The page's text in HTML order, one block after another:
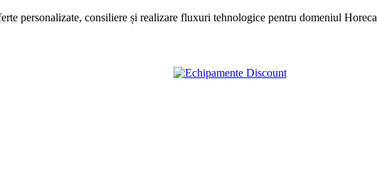
personalizate, consiliere și realizare fluxuri tehnologice pentru domeniul Horeca